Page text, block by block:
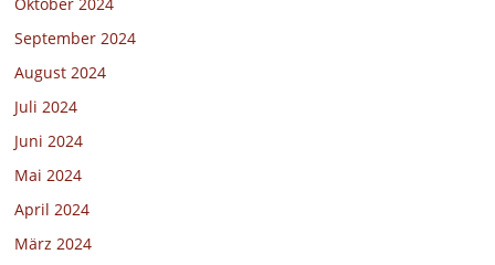
September 2024
August 2024
Juli 2024
Juni 2024
Mai 2024
April 2024
März 2024